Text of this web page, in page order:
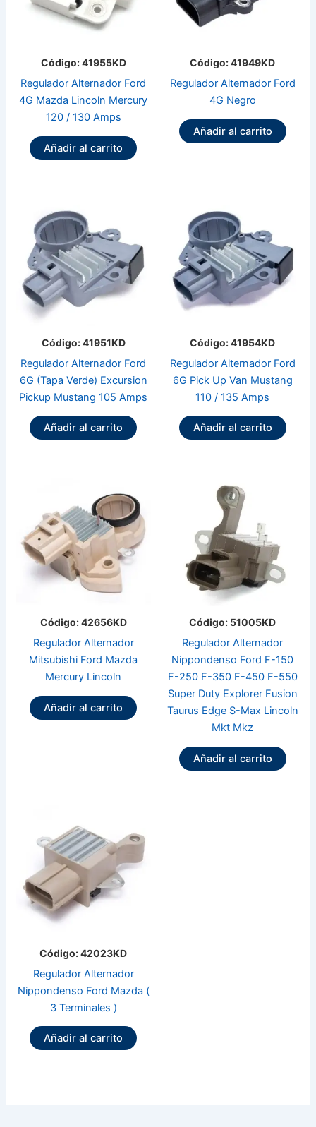
Código: 41955KD
Regulador Alternador Ford
4G Mazda Lincoln Mercury
120 / 130 Amps
Añadir al carrito
Código: 41949KD
Regulador Alternador Ford
4G Negro
Añadir al carrito
Código: 41951KD
Regulador Alternador Ford
6G (Tapa Verde) Excursion
Pickup Mustang 105 Amps
Añadir al carrito
Código: 41954KD
Regulador Alternador Ford
6G Pick Up Van Mustang
110 / 135 Amps
Añadir al carrito
Código: 42656KD
Regulador Alternador
Mitsubishi Ford Mazda
Mercury Lincoln
Añadir al carrito
Código: 51005KD
Regulador Alternador
Nippondenso Ford F-150
F-250 F-350 F-450 F-550
Super Duty Explorer Fusion
Taurus Edge S-Max Lincoln
Mkt Mkz
Añadir al carrito
Código: 42023KD
Regulador Alternador
Nippondenso Ford Mazda (
3 Terminales )
Añadir al carrito